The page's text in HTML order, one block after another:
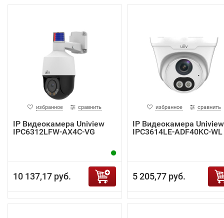
избранное сравнить
IP Видеокамера Uniview
IPC6312LFW-AX4C-VG
10 137,17 руб.
избранное сравнить
IP Видеокамера Uniview
IPC3614LE-ADF40KC-WL
5 205,77 руб.